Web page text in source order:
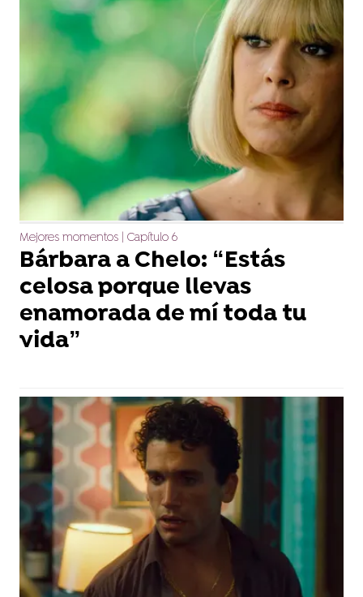
Mejores momentos | Capítulo 6
Bárbara a Chelo: “Estás
celosa porque llevas
enamorada de mí toda tu
vida”